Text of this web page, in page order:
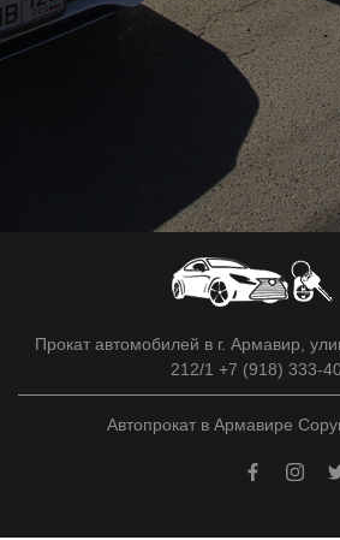
Прокат автомобилей в г. Армавир,
212/1 +7 (918) 333-
Автопрокат в Армавире